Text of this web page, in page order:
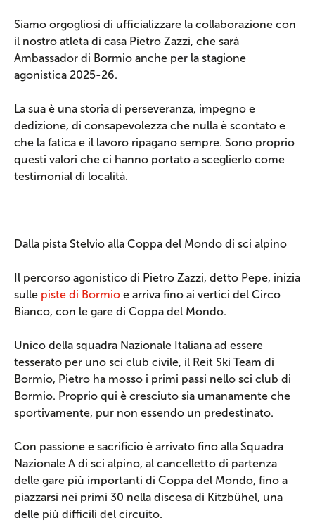
Siamo orgogliosi di ufficializzare la collaborazione con
il nostro atleta di casa Pietro Zazzi, che sarà
Ambassador di Bormio anche per la stagione
agonistica 2025-26.
La sua è una storia di perseveranza, impegno e
dedizione, di consapevolezza che nulla è scontato e
che la fatica e il lavoro ripagano sempre. Sono proprio
questi valori che ci hanno portato a sceglierlo come
testimonial di località.
Dalla pista Stelvio alla Coppa del Mondo di sci alpino
Il percorso agonistico di Pietro Zazzi, detto Pepe, inizia
sulle piste di Bormio e arriva fino ai vertici del Circo
Bianco, con le gare di Coppa del Mondo.
Unico della squadra Nazionale Italiana ad essere
tesserato per uno sci club civile, il Reit Ski Team di
Bormio, Pietro ha mosso i primi passi nello sci club di
Bormio. Proprio qui è cresciuto sia umanamente che
sportivamente, pur non essendo un predestinato.
Con passione e sacrificio è arrivato fino alla Squadra
Nazionale A di sci alpino, al cancelletto di partenza
delle gare più importanti di Coppa del Mondo, fino a
piazzarsi nei primi 30 nella discesa di Kitzbühel, una
delle più difficili del circuito.